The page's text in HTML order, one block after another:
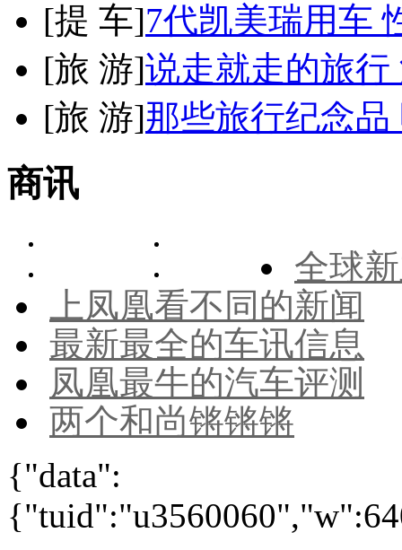
[提 车]7代凯美瑞用车
[旅 游]说走就走的旅
[旅 游]那些旅行纪念
商讯
全球
上凤凰看不同的新闻
最新最全的车讯信息
凤凰最牛的汽车评测
两个和尚锵锵锵
{"data":